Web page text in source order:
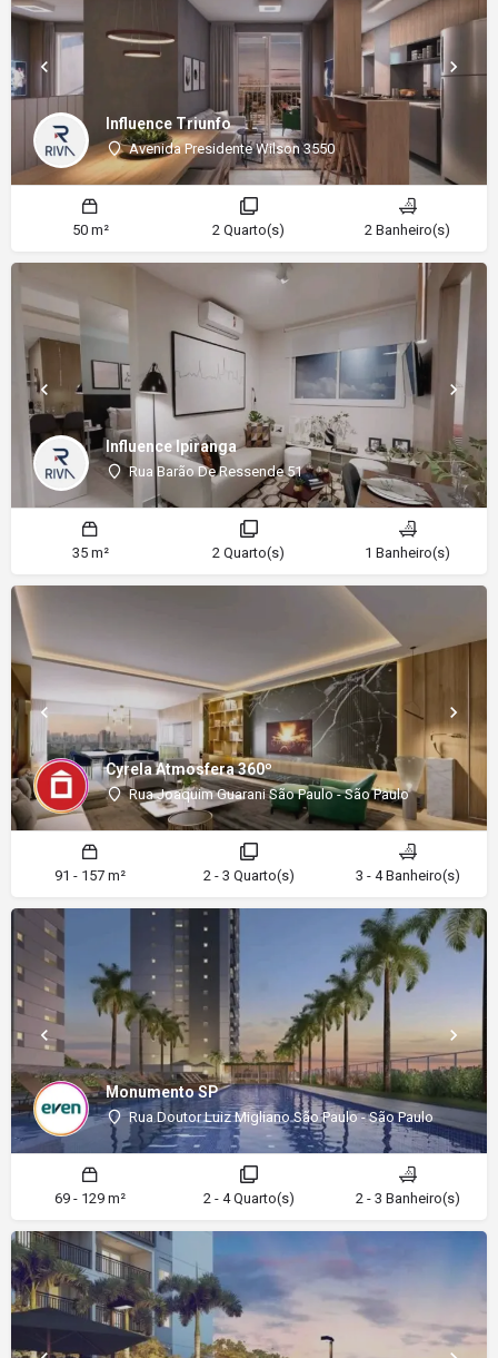
Influence Triunfo
Avenida Presidente Wilson 3550
50 m² 2 Quarto(s) 2 Banheiro(s)
Influence Ipiranga
Rua Barão De Ressende 51
35 m² 2 Quarto(s) 1 Banheiro(s)
Cyrela Atmosfera 360º
Rua Joaquim Guarani São Paulo - São Paulo
91 - 157 m² 2 - 3 Quarto(s) 3 - 4 Banheiro(s)
Monumento SP
Rua Doutor Luiz Migliano São Paulo - São Paulo
69 - 129 m² 2 - 4 Quarto(s) 2 - 3 Banheiro(s)